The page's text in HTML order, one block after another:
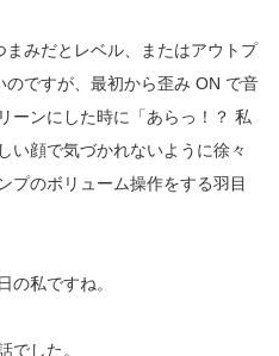
みだとレベル、またはアウトプ
ですが、最初から歪み ON で音
ーンにした時に「あらっ！？ 私
い顔で気づかれないように徐々
プのボリューム操作をする羽目
の私ですね。
でした。